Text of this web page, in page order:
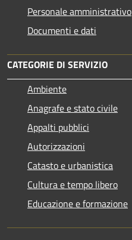
Personale amministrativo
Documenti e dati
CATEGORIE DI SERVIZIO
Ambiente
Anagrafe e stato civile
Appalti pubblici
Autorizzazioni
Catasto e urbanistica
Cultura e tempo libero
Educazione e formazione